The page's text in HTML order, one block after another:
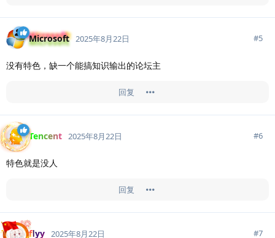
Microsoft 2025年8月22日 #5
没有特色，缺一个能搞知识输出的论坛主
回复
Tencent 2025年8月22日 #6
特色就是没人
回复
flyy 2025年8月22日 #7